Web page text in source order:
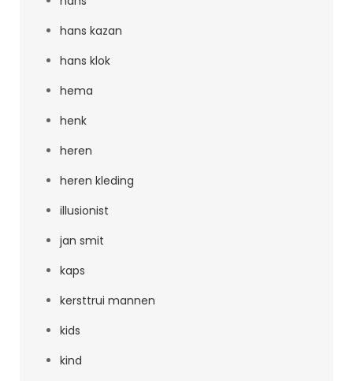
hans kazan
hans klok
hema
henk
heren
heren kleding
illusionist
jan smit
kaps
kersttrui mannen
kids
kind